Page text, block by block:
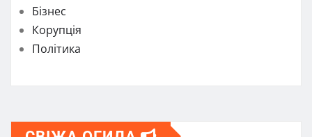
Бізнес
Корупція
Політика